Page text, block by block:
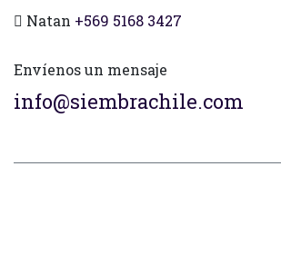
Natan +569 5168 3427
Envíenos un mensaje
info@siembrachile.com